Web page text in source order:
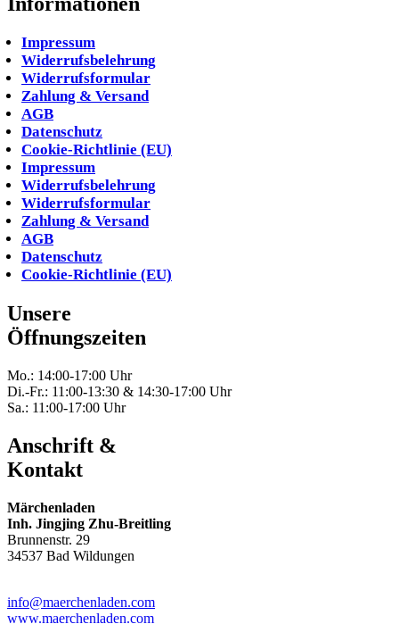
Impressum
Widerrufsbelehrung
Widerrufsformular
Zahlung & Versand
AGB
Datenschutz
Cookie-Richtlinie (EU)
Impressum
Widerrufsbelehrung
Widerrufsformular
Zahlung & Versand
AGB
Datenschutz
Cookie-Richtlinie (EU)
Unsere
Öffnungszeiten
Mo.: 14:00-17:00 Uhr
Di.-Fr.: 11:00-13:30 & 14:30-17:00 Uhr
Sa.: 11:00-17:00 Uhr
Anschrift &
Kontakt
Märchenladen
Inh. Jingjing Zhu-Breitling
Brunnenstr. 29
34537 Bad Wildungen
info@maerchenladen.com
www.maerchenladen.com